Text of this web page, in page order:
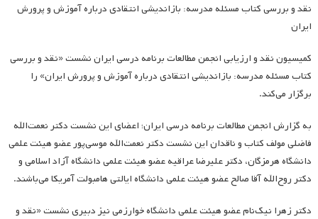
نقد و بررسی کتاب مسئله مدرسه: بازاندیشی انتقادی درباره آموزش و پرورش
ایران
کمیسیون نقد و ارزیابی انجمن مطالعات برنامه درسی ایران نشست «نقد و بررسی
کتاب مسئله مدرسه: بازاندیشی انتقادی درباره آموزش و پرورش ایران» را
برگزار می‌کند.
به گزارش انجمن مطالعات برنامه درسی ایران؛ اعضای این نشست دکتر نعمت‌الله
فاضلی مولف کتاب و ناقدان این نشست دکتر نعمت‌الله موسی‌پور عضو هیئت علمی
دانشگاه هرمزگان، دکتر علیرضا عراقیه عضو هیئت علمی دانشگاه آزاد اسلامی و
دکتر روح‌الله آقا صالح عضو هیئت علمی دانشگاه ایالتی هامبولت آمریکا می‌باشند.
دکتر زهرا نیک‌نام عضو هیئت علمی دانشگاه خوارزمی نیز دبیری نشست «نقد و